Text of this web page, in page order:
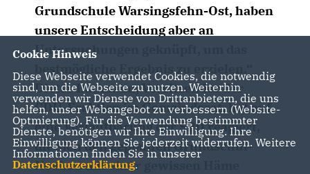
Grundschule Warsingsfehn-Ost, haben
unsere Entscheidung aber an
Untersuchungen geknüpft, um das
bestmögliche Ergebnis zu erzielen.“
Dieter Baumann, Vorsitzender der
CDU-Fraktion im Gemeinderat, hat auf
eine Verlautbarung der SPD reagiert,
die sich den geplanten Grundschul-
Neubau mit einer gewissen Häme
Cookie Hinweis
Diese Webseite verwendet Cookies, die notwendig
sind, um die Webseite zu nutzen. Weiterhin
verwenden wir Dienste von Drittanbietern, die uns
helfen, unser Webangebot zu verbessern (Website-
Optmierung). Für die Verwendung bestimmter
Dienste, benötigen wir Ihre Einwilligung. Ihre
Einwilligung können Sie jederzeit widerrufen. Weitere
Informationen finden Sie in unserer
Datenschutzerklärung.